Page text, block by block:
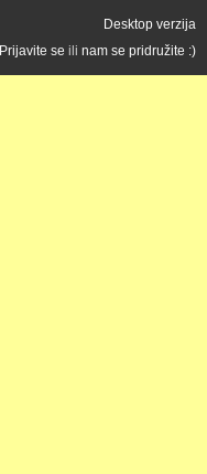
Desktop verzija
Prijavite se ili nam se pridružite :)